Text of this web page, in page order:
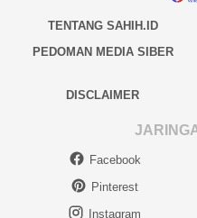
TENTANG SAHIH.ID
PEDOMAN MEDIA SIBER
DISCLAIMER
Facebook
Pinterest
Instagram